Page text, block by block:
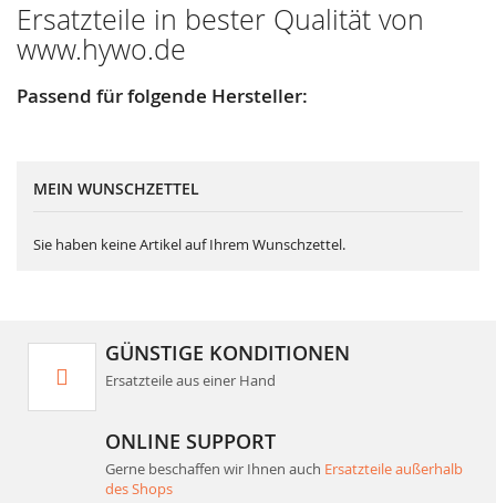
Ersatzteile in bester Qualität von
www.hywo.de
Passend für folgende Hersteller:
MEIN WUNSCHZETTEL
Sie haben keine Artikel auf Ihrem Wunschzettel.
GÜNSTIGE KONDITIONEN
Ersatzteile aus einer Hand
ONLINE SUPPORT
Gerne beschaffen wir Ihnen auch Ersatzteile außerhalb
des Shops